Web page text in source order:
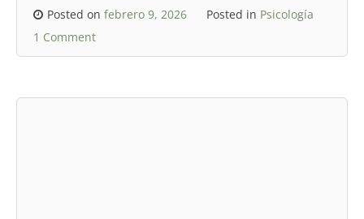
Posted on febrero 9, 2026 Posted in Psicología
1 Comment